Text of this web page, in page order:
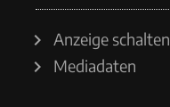
Anzeige schalten
Mediadaten